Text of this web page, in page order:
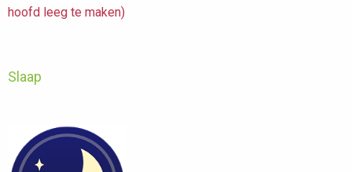
hoofd leeg te maken)
Slaap